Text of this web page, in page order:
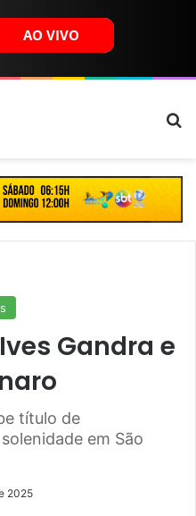
Gandra e
título de
em São
2025